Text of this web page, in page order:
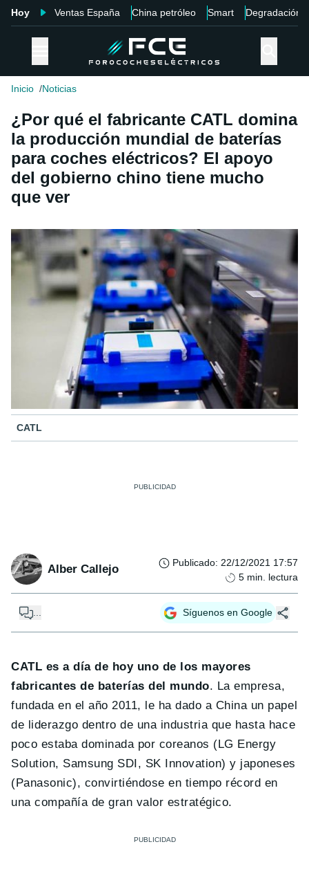
Hoy Ventas España China petróleo Smart Degradación
Inicio Noticias
¿Por qué el fabricante CATL domina
la producción mundial de baterías
para coches eléctricos? El apoyo
del gobierno chino tiene mucho
que ver
CATL
Alber Callejo Publicado: 22/12/2021 17:57
5 min. lectura
Síguenos en Google
CATL es a día de hoy uno de los mayores
fabricantes de baterías del mundo. La empresa,
fundada en el año 2011, le ha dado a China un papel
de liderazgo dentro de una industria que hasta hace
poco estaba dominada por coreanos (LG Energy
Solution, Samsung SDI, SK Innovation) y japoneses
(Panasonic), convirtiéndose en tiempo récord en
una compañía de gran valor estratégico.